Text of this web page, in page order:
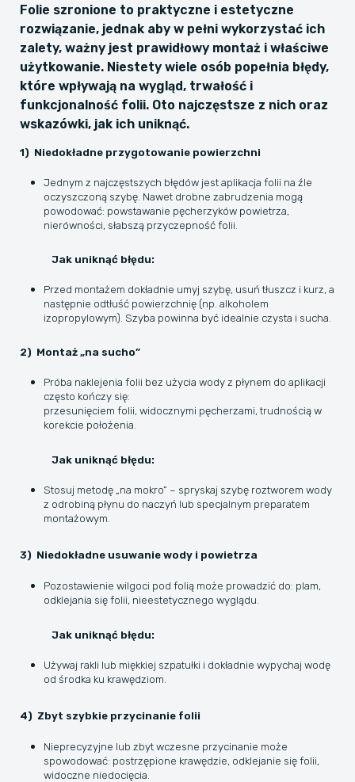
Folie szronione to praktyczne i estetyczne
rozwiązanie, jednak aby w pełni wykorzystać ich
zalety, ważny jest prawidłowy montaż i właściwe
użytkowanie. Niestety wiele osób popełnia błędy,
które wpływają na wygląd, trwałość i
funkcjonalność folii. Oto najczęstsze z nich oraz
wskazówki, jak ich uniknąć.
1) Niedokładne przygotowanie powierzchni
Jednym z najczęstszych błędów jest aplikacja folii na źle
oczyszczoną szybę. Nawet drobne zabrudzenia mogą
powodować: powstawanie pęcherzyków powietrza,
nierówności, słabszą przyczepność folii.
Jak uniknąć błędu:
Przed montażem dokładnie umyj szybę, usuń tłuszcz i kurz, a
następnie odtłuść powierzchnię (np. alkoholem
izopropylowym). Szyba powinna być idealnie czysta i sucha.
2) Montaż „na sucho”
Próba naklejenia folii bez użycia wody z płynem do aplikacji
często kończy się:
przesunięciem folii, widocznymi pęcherzami, trudnością w
korekcie położenia.
Jak uniknąć błędu:
Stosuj metodę „na mokro” – spryskaj szybę roztworem wody
z odrobiną płynu do naczyń lub specjalnym preparatem
montażowym.
3) Niedokładne usuwanie wody i powietrza
Pozostawienie wilgoci pod folią może prowadzić do: plam,
odklejania się folii, nieestetycznego wyglądu.
Jak uniknąć błędu:
Używaj rakli lub miękkiej szpatułki i dokładnie wypychaj wodę
od środka ku krawędziom.
4) Zbyt szybkie przycinanie folii
Nieprecyzyjne lub zbyt wczesne przycinanie może
spowodować: postrzępione krawędzie, odklejanie się folii,
widoczne niedocięcia.